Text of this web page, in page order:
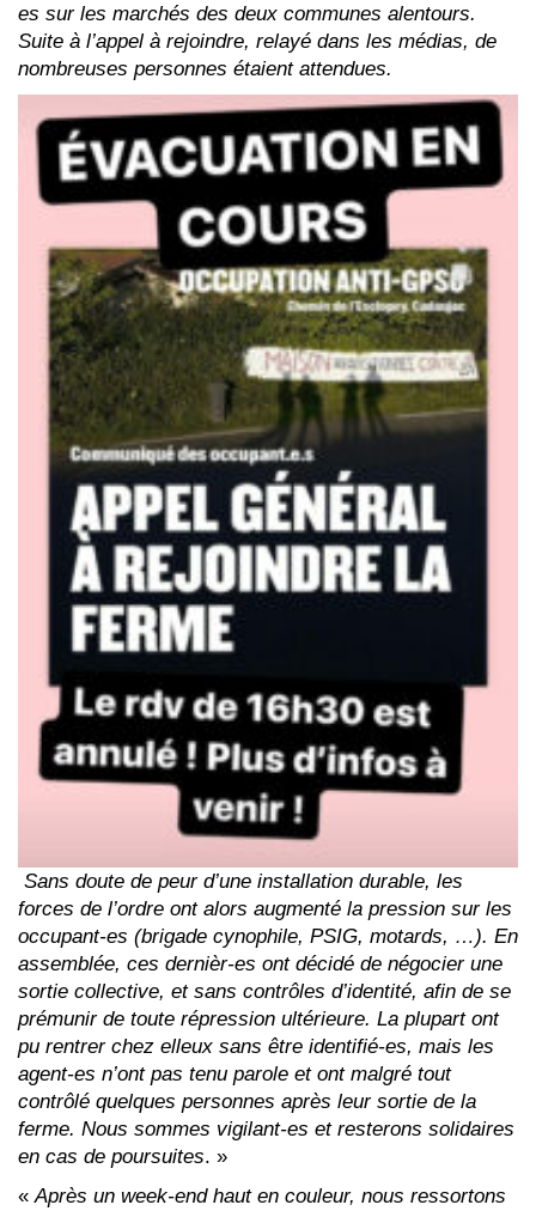
es sur les marchés des deux communes alentours.
Suite à l’appel à rejoindre, relayé dans les médias, de
nombreuses personnes étaient attendues.
Sans doute de peur d’une installation durable, les
forces de l’ordre ont alors augmenté la pression sur les
occupant-es (brigade cynophile, PSIG, motards, …). En
assemblée, ces dernièr-es ont décidé de négocier une
sortie collective, et sans contrôles d’identité, afin de se
prémunir de toute répression ultérieure. La plupart ont
pu rentrer chez elleux sans être identifié-es, mais les
agent-es n’ont pas tenu parole et ont malgré tout
contrôlé quelques personnes après leur sortie de la
ferme. Nous sommes vigilant-es et resterons solidaires
en cas de poursuites. »
«Après un week-end haut en couleur, nous ressortons